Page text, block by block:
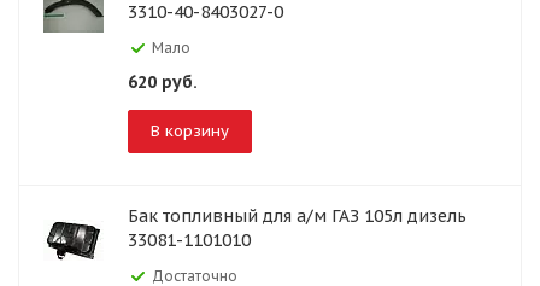
3310-40-8403027-0
Мало
620 руб.
В корзину
Бак топливный для а/м ГАЗ 105л дизель
33081-1101010
Достаточно